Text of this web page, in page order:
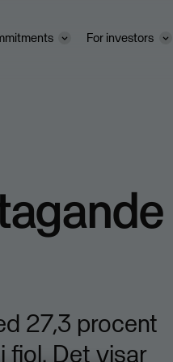
For investors
27,3 procent
fjol. Det visar